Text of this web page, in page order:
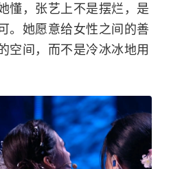
懂，张艺上不是摆烂，是
。她愿意给女性之间的善
空间，而不是冷冰冰地用